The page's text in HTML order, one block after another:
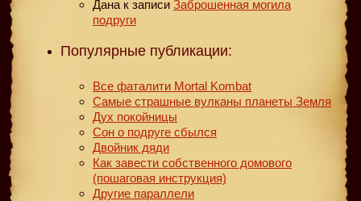
Дана к записи Заброшенная могила
подруги
Популярные публикации:
Все фаталити Mortal Kombat
Самые страшные вулканы планеты Земля
Дух покойницы
Сон о подруге сбылся
Двойник дяди
Как завести собственного домового
(пошаговая инструкция)
Другие параллели